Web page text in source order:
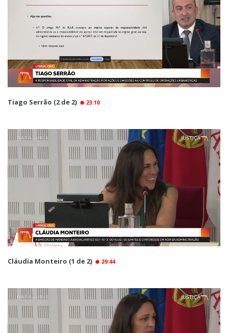
Tiago Serrão (2 de 2) 23:10
Cláudia Monteiro (1 de 2) 29:44